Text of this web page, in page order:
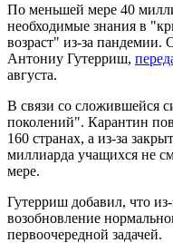
По меньшей мере 40
необходимые знания в
возраст" из-за
Антониу Гутерриш,
августа.
В связи со сложившейся
поколений". Карантин
160 странах, а из-за
миллиарда учащихся не
мере.
Гутерриш добавил, что
возобновление
первоочередной задачей.